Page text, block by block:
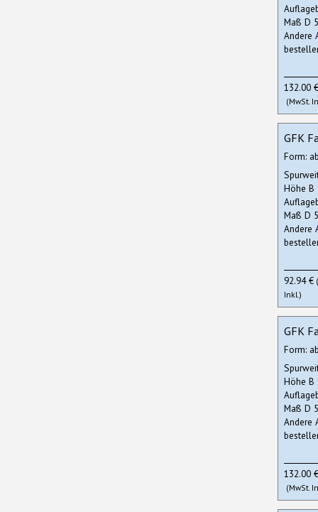
Maß D
Andere
132.00 €
(MwSt.
GFK
Form:
Höhe B
Maß D
Andere
92.94 €
Inkl.)
GFK
Form:
Höhe B
Maß D
Andere
132.00 €
(MwSt.